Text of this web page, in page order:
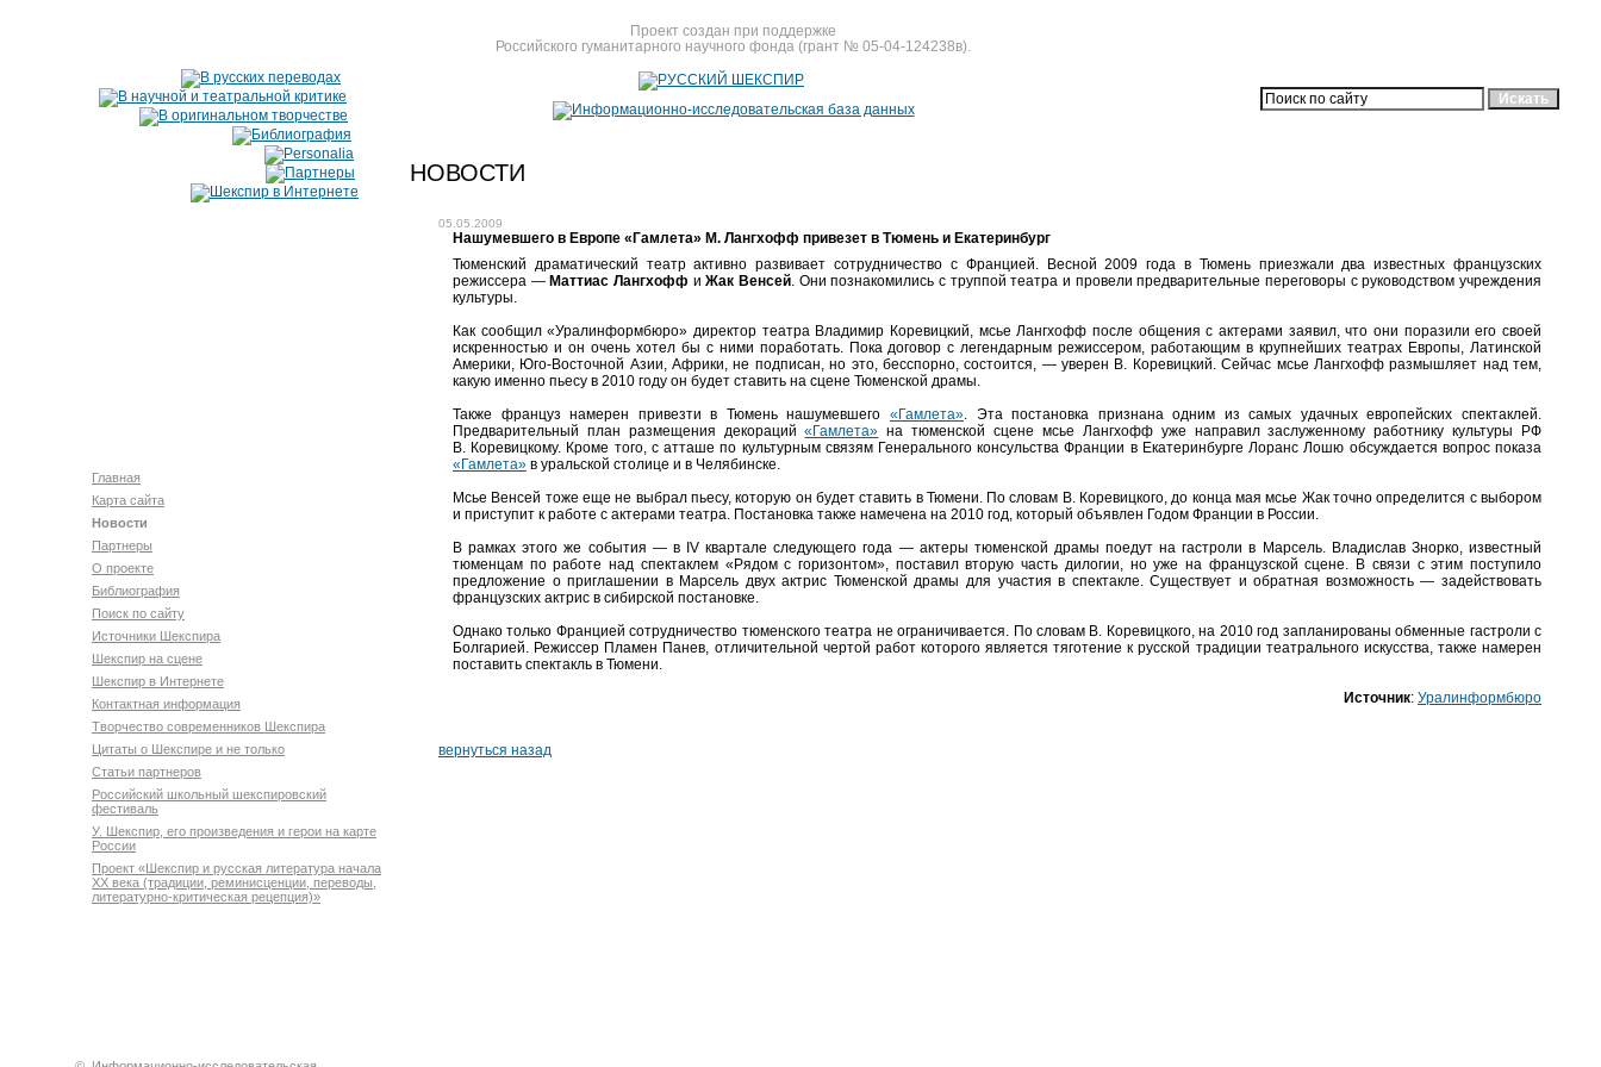
Проект создан при поддержке
Российского гуманитарного научного фонда (грант № 05-04-124238в).
НОВОСТИ
05.05.2009
Нашумевшего в Европе «Гамлета» М. Лангхофф привезет в Тюмень и Екатеринбург
Тюменский драматический театр активно развивает сотрудничество с Францией. Весной 2009 года в Тюмень приезжали два известных французских
режиссера — Маттиас Лангхофф иЖак Венсей. Они познакомились с труппой театра и провели предварительные переговоры с руководством учреждения
культуры.
Как сообщил «Уралинформбюро» директор театра Владимир Коревицкий, мсье Лангхофф после общения с актерами заявил, что они поразили его своей
искренностью и он очень хотел бы с ними поработать. Пока договор с легендарным режиссером, работающим в крупнейших театрах Европы, Латинской
Америки, Юго-Восточной Азии, Африки, не подписан, но это, бесспорно, состоится, — уверен В. Коревицкий. Сейчас мсье Лангхофф размышляет над тем,
какую именно пьесу в 2010 году он будет ставить на сцене Тюменской драмы.
Также француз намерен привезти в Тюмень нашумевшего «Гамлета». Эта постановка признана одним из самых удачных европейских спектаклей.
Предварительный план размещения декораций«Гамлета» на тюменской сцене мсье Лангхофф уже направил заслуженному работнику культуры РФ
В. Коревицкому. Кроме того, с атташе по культурным связям Генерального консульства Франции в Екатеринбурге Лоранс Лошю обсуждается вопрос показа
«Гамлета» в уральской столице и в Челябинске.
Мсье Венсей тоже еще не выбрал пьесу, которую он будет ставить в Тюмени. По словам В. Коревицкого, до конца мая мсье Жак точно определится с выбором
и приступит к работе с актерами театра. Постановка также намечена на 2010 год, который объявлен Годом Франции в России.
В рамках этого же события — в IV квартале следующего года — актеры тюменской драмы поедут на гастроли в Марсель. Владислав Знорко, известный
тюменцам по работе над спектаклем «Рядом с горизонтом», поставил вторую часть дилогии, но уже на французской сцене. В связи с этим поступило
предложение о приглашении в Марсель двух актрис Тюменской драмы для участия в спектакле. Существует и обратная возможность — задействовать
французских актрис в сибирской постановке.
Однако только Францией сотрудничество тюменского театра не ограничивается. По словам В. Коревицкого, на 2010 год запланированы обменные гастроли с
Болгарией. Режиссер Пламен Панев, отличительной чертой работ которого является тяготение к русской традиции театрального искусства, также намерен
поставить спектакль в Тюмени.
Источник: Уралинформбюро
вернуться назад
Главная
Карта сайта
Новости
Партнеры
О проекте
Библиография
Поиск по сайту
Источники Шекспира
Шекспир на сцене
Шекспир в Интернете
Контактная информация
Творчество современников Шекспира
Цитаты о Шекспире и не только
Статьи партнеров
Российский школьный шекспировский
фестиваль
У. Шекспир, его произведения и герои на карте
России
Проект «Шекспир и русская литература начала
XX века (традиции, реминисценции, переводы,
литературно-критическая рецепция)»